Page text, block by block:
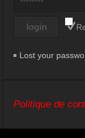
Lost your
Politique de